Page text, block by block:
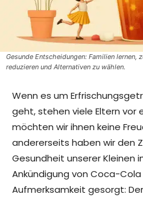
Gesunde Entscheidungen: Familien lernen,
reduzieren und Alternativen zu wählen.
Wenn es um
geht, stehen viele Eltern vor
möchten wir ihnen keine
andererseits haben wir den
Gesundheit unserer Kleinen
Ankündigung von Coca-
Aufmerksamkeit gesorgt: